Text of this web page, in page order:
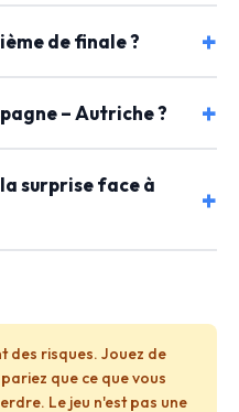
de finale ?
– Autriche ?
surprise face à
des risques. Jouez de
que ce que vous
Le jeu n'est pas une